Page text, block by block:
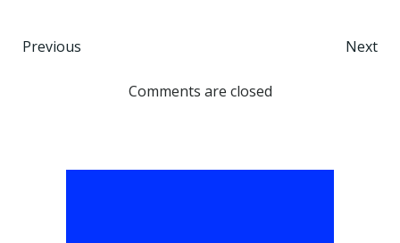
Post
navigation
Previous
navigation
Next
Comments are closed